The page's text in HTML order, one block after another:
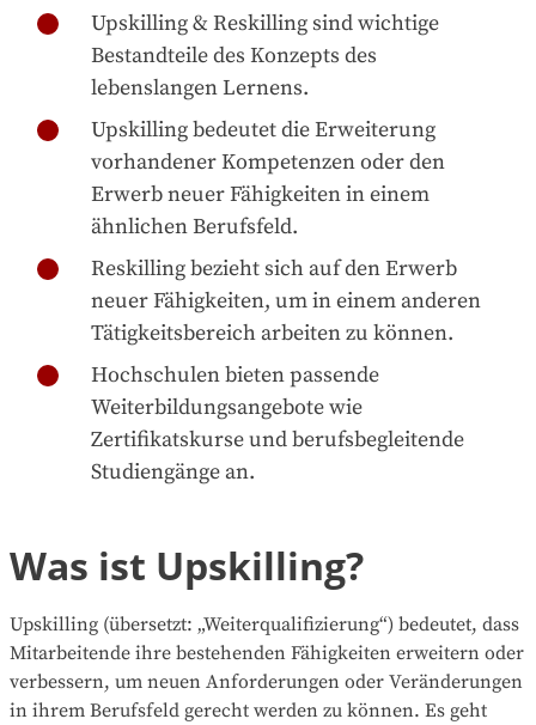
Upskilling & Reskilling sind wichtige
Bestandteile des Konzepts des
lebenslangen Lernens.
Upskilling bedeutet die Erweiterung
vorhandener Kompetenzen oder den
Erwerb neuer Fähigkeiten in einem
ähnlichen Berufsfeld.
Reskilling bezieht sich auf den Erwerb
neuer Fähigkeiten, um in einem anderen
Tätigkeitsbereich arbeiten zu können.
Hochschulen bieten passende
Weiterbildungsangebote wie
Zertifikatskurse und berufsbegleitende
Studiengänge an.
Was ist Upskilling?
Upskilling (übersetzt: „Weiterqualifizierung“) bedeutet, dass
Mitarbeitende ihre bestehenden Fähigkeiten erweitern oder
verbessern, um neuen Anforderungen oder Veränderungen
in ihrem Berufsfeld gerecht werden zu können. Es geht